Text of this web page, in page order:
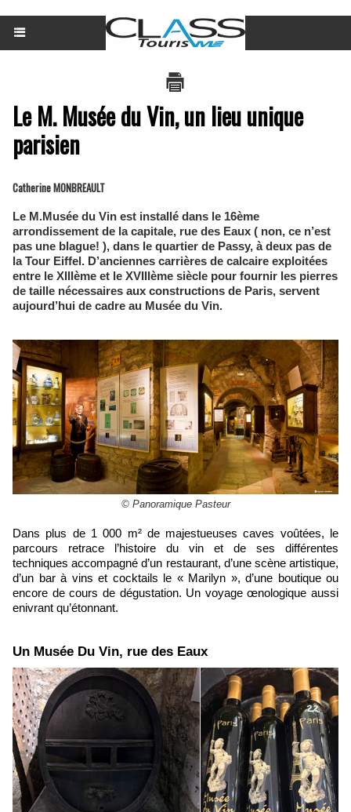
Le M. Musée du Vin, un lieu unique
parisien
Catherine MONBREAULT
Le M.Musée du Vin est installé dans le 16ème
arrondissement de la capitale, rue des Eaux ( non, ce n’est
pas une blague! ), dans le quartier de Passy, à deux pas de
la Tour Eiffel. D’anciennes carrières de calcaire exploitées
entre le XIIIème et le XVIIIème siècle pour fournir les pierres
de taille nécessaires aux constructions de Paris, servent
aujourd’hui de cadre au Musée du Vin.
© Panoramique Pasteur
Dans plus de 1 000 m² de majestueuses caves voûtées, le
parcours retrace l’histoire du vin et de ses différentes
techniques accompagné d’un restaurant, d’une scène artistique,
d’un bar à vins et cocktails le « Marilyn », d’une boutique ou
encore de cours de dégustation. Un voyage œnologique aussi
enivrant qu’étonnant.
​Un Musée Du Vin, rue des Eaux